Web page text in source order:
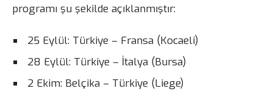
programı şu şekilde açıklanmıştır:
25 Eylül: Türkiye – Fransa (Kocaeli)
28 Eylül: Türkiye – İtalya (Bursa)
2 Ekim: Belçika – Türkiye (Liege)